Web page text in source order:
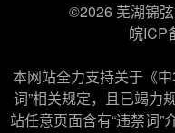
©2026 芜湖锦
皖ICP
本网站全力支持关于《
词”相关规定，且已竭力
站任意页面含有“违禁词